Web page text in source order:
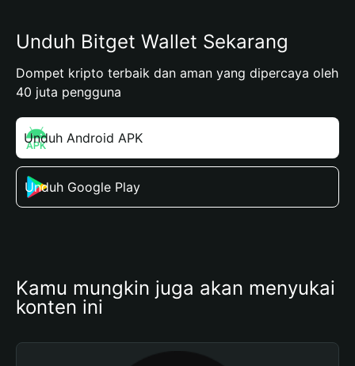
Unduh Bitget Wallet Sekarang
Dompet kripto terbaik dan aman yang dipercaya oleh
40 juta pengguna
Unduh Android APK
Unduh Google Play
Kamu mungkin juga akan menyukai
konten ini